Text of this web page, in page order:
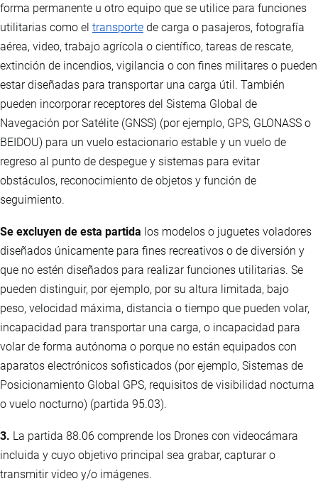
forma permanente u otro equipo que se utilice para funciones
utilitarias como el transporte de carga o pasajeros, fotografía
aérea, video, trabajo agrícola o científico, tareas de rescate,
extinción de incendios, vigilancia o con fines militares o pueden
estar diseñadas para transportar una carga útil. También
pueden incorporar receptores del Sistema Global de
Navegación por Satélite (GNSS) (por ejemplo, GPS, GLONASS o
BEIDOU) para un vuelo estacionario estable y un vuelo de
regreso al punto de despegue y sistemas para evitar
obstáculos, reconocimiento de objetos y función de
seguimiento.
Se excluyen de esta partida los modelos o juguetes voladores
diseñados únicamente para fines recreativos o de diversión y
que no estén diseñados para realizar funciones utilitarias. Se
pueden distinguir, por ejemplo, por su altura limitada, bajo
peso, velocidad máxima, distancia o tiempo que pueden volar,
incapacidad para transportar una carga, o incapacidad para
volar de forma autónoma o porque no están equipados con
aparatos electrónicos sofisticados (por ejemplo, Sistemas de
Posicionamiento Global GPS, requisitos de visibilidad nocturna
o vuelo nocturno) (partida 95.03).
3. La partida 88.06 comprende los Drones con videocámara
incluida y cuyo objetivo principal sea grabar, capturar o
transmitir video y/o imágenes.